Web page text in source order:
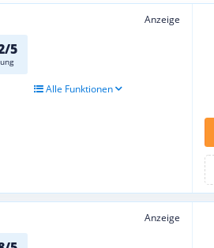
Anzeige
5
Alle Funktionen
Anzeige